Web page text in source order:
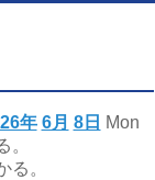
年 6月 8日 Mon
。
る。